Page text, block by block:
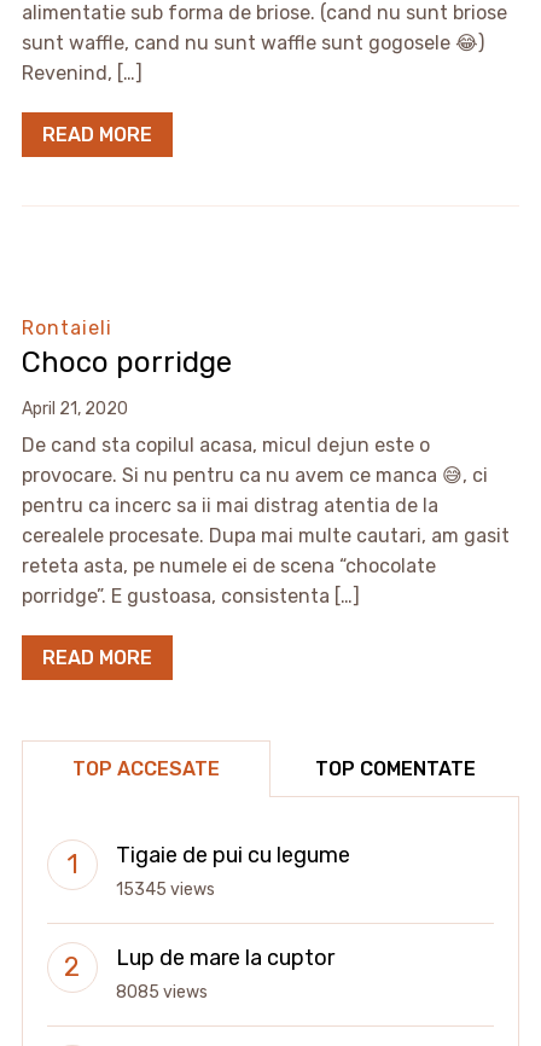
alimentatie sub forma de briose. (cand nu sunt briose
sunt waffle, cand nu sunt waffle sunt gogosele 😂)
Revenind, […]
READ MORE
Rontaieli
Choco porridge
April 21, 2020
De cand sta copilul acasa, micul dejun este o
provocare. Si nu pentru ca nu avem ce manca 😅, ci
pentru ca incerc sa ii mai distrag atentia de la
cerealele procesate. Dupa mai multe cautari, am gasit
reteta asta, pe numele ei de scena “chocolate
porridge”. E gustoasa, consistenta […]
READ MORE
TOP ACCESATE TOP COMENTATE
Tigaie de pui cu legume
15345 views
Lup de mare la cuptor
8085 views